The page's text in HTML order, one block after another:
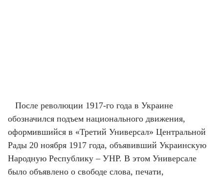
После революции 1917-го года в Украине
обозначился подъем национального движения,
оформившийся в «Третий Универсал» Центральной
Рады 20 ноября 1917 года, объявивший Украинскую
Народную Республику – УНР. В этом Универсале
было объявлено о свободе слова, печати,